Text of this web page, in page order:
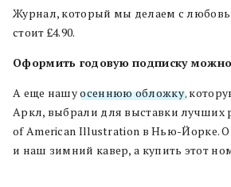
Журнал, который мы делаем с
стоит £4.90.
Оформить годовую подписку можно
А еще нашуосеннюю обложку,
Аркл, выбрали для выставки лучших
of American Illustration в Нью-Йорке.
и наш зимний кавер, а купить этот